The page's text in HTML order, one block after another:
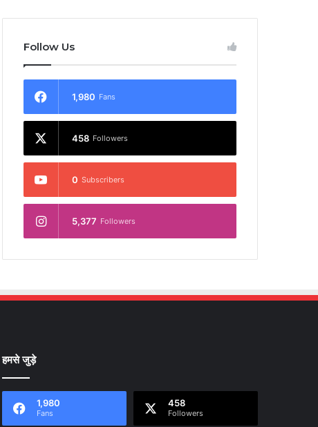
Follow Us
1,980 Fans
458 Followers
0 Subscribers
5,377 Followers
हमसे जुड़े
1,980
Fans
458
Followers